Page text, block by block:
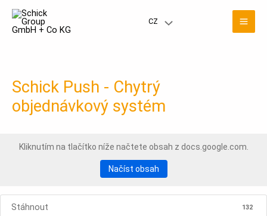
obsah
CZ Přepínač
Schick Push - Chytrý
objednávkový systém
Kliknutím na tlačítko níže načtete obsah z docs.google.com.
Načíst obsah
Stáhnout 132